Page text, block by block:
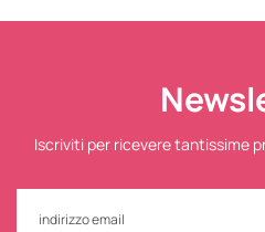
Iscriviti per ricevere tantissime